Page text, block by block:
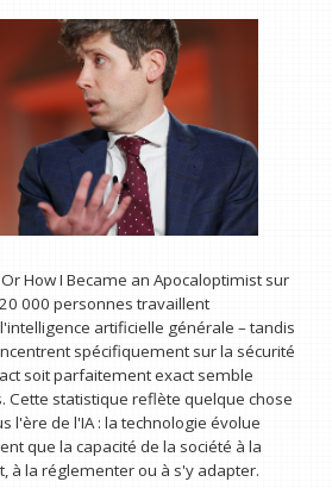
How I Became an Apocaloptimist sur
000 personnes travaillent
artificielle générale – tandis
spécifiquement sur la sécurité
soit parfaitement exact semble
Cette statistique reflète quelque chose
l'ère de l'IA : la technologie évolue
que la capacité de la société à la
à la réglementer ou à s'y adapter.